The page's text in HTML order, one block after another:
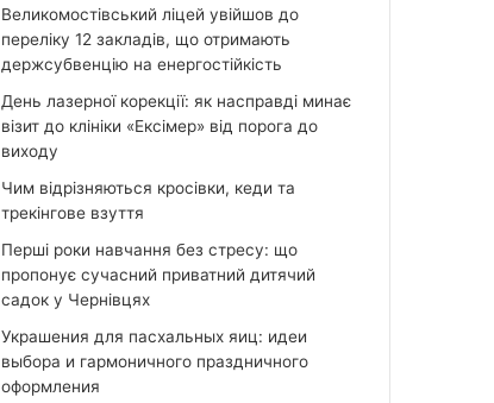
Великомостівський ліцей увійшов до
переліку 12 закладів, що отримають
держсубвенцію на енергостійкість
День лазерної корекції: як насправді минає
візит до клініки «Ексімер» від порога до
виходу
Чим відрізняються кросівки, кеди та
трекінгове взуття
Перші роки навчання без стресу: що
пропонує сучасний приватний дитячий
садок у Чернівцях
Украшения для пасхальных яиц: идеи
выбора и гармоничного праздничного
оформления